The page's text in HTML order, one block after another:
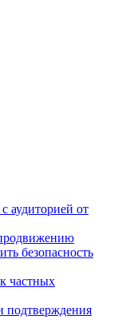
аудиторией от
безопасность
частных
подтверждения